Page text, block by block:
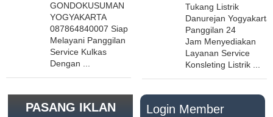
GONDOKUSUMAN
YOGYAKARTA
087864840007 Siap
Melayani Panggilan
Service Kulkas
Dengan ...
Tukang Listrik
Danurejan Yogyakarta
Panggilan 24
Jam Menyediakan
Layanan Service
Konsleting Listrik ...
PASANG IKLAN
Login Member